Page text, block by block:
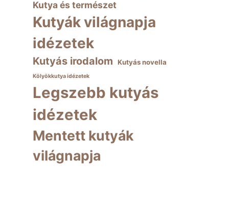
Kutya és természet
Kutyák világnapja
idézetek
Kutyás irodalom Kutyás novella
Kölyökkutya idézetek
Legszebb kutyás
idézetek
Mentett kutyák
világnapja